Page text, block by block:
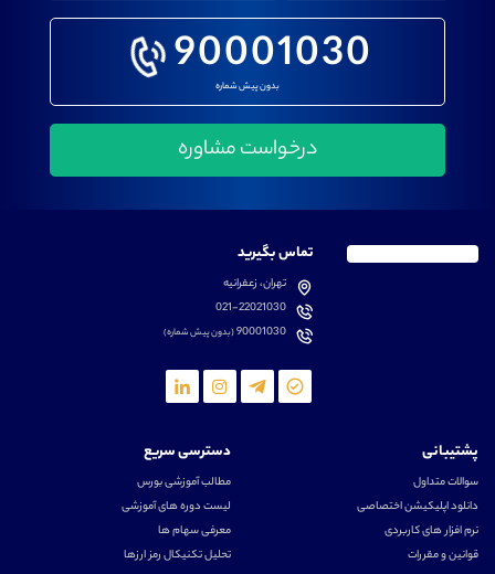
90001030
بدون پیش شماره
تماس بگیرید
تهران، زعفرانیه
021-22021030
90001030(بدون پیش شماره)
پشتیبانی
سوالات متداول
دانلود اپلیکیشن اختصاصی
نرم افزار های کاربردی
قوانین و مقررات
دسترسی سریع
مطالب آموزشی بورس
لیست دوره های آموزشی
معرفی سهام ها
تحلیل تکنیکال رمز ارزها